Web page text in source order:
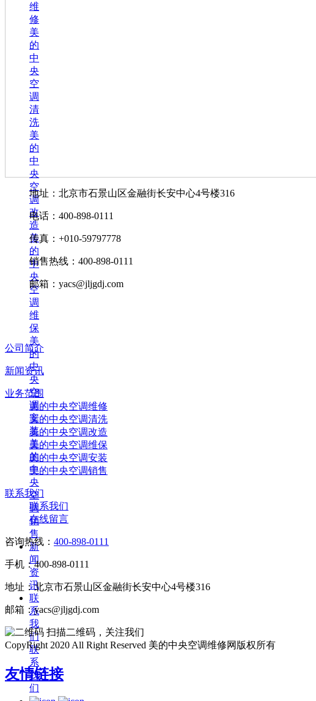
维
修
美
的
中
央
空
调
清
洗
美
的
中
央
空
调
改
造
美
的
中
央
空
调
维
保
美
的
中
央
空
调
安
装
美
的
中
央
空
调
销
售
新
闻
资
讯
联
系
我
们
联
系
我
们
地址：北京市石景山区金融街长安中心4号楼316
电话：400-898-0111
传真：+010-59797778
销售热线：400-898-0111
邮箱：yacs@jljgdj.com
公司简介
新闻资讯
业务范围
美的中央空调维修
美的中央空调清洗
美的中央空调改造
美的中央空调维保
美的中央空调安装
美的中央空调销售
联系我们
联系我们
在线留言
咨询热线： 400-898-0111
手机：400-898-0111
地址：北京市石景山区金融街长安中心4号楼316
邮箱：yacs@jljgdj.com
扫描二维码，关注我们
CopyRight 2020 All Right Reserved 美的中央空调维修网版权所有
友情链接